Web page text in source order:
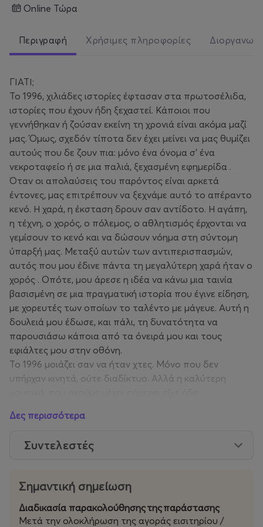
Online Τώρα
Περιγραφή Χρήσιμες πληροφορίες
ΓΙΑΤΙ;
Το 1996, χιλιάδες ιστορίες έφτασαν στα πρωτοσέλιδα,
ιστορίες που έχουν ήδη ξεχαστεί. Κάποιοι που
γεννήθηκαν ή ζούσαν εκείνη τη χρονιά είναι ακόμα μαζί
μας. Όμως, σχεδόν τίποτα δεν έχει μείνει να μας θυμίζει
αυτούς που δε ζουν πια: μόνο ένα όνομα σ’ ένα
νεκροταφείο ή σε μια παλιά, ξεχασμένη εφημερίδα .
Όταν οι απολαύσεις του παρόντος είναι αρκετά
έντονες, μας επιτρέπουν να ξεχνάμε αυτό το απέραντο
κενό. Η χαρά, η έκσταση δρουν σαν αντίδοτο. Η αγάπη,
η τέχνη, ο χορός, ο πόλεμος, ο αθλητισμός έρχονται να
γεμίσουν το κενό και να δώσουν νόημα στη σύντομη
ύπαρξή μας. Μεταξύ αυτών των αντιπερισπασμών,
αυτός που μου έδινε πάντα τη μεγαλύτερη χαρά ήταν ο
χορός . Οπότε, μου άρεσε η ιδέα να κάνω μια ταινία
βασισμένη σε μια πραγματική ιστορία που έγινε είδηση,
με χορευτές των οποίων το ταλέντο με μάγευε. Αυτή η
δουλειά μου έδωσε, και πάλι, τη δυνατότητα να
παρουσιάσω κάποια από τα όνειρά μου και τους
εφιάλτες μου στην οθόνη.
Το 1996 μοιάζει σαν να ήταν χτες. Μόνο που δεν
υπήρχαν κινητά, ούτε διαδίκτυο. Αλλά η καλύτερη
ΠΩΣ;
το χάος και η αναρχία κυριαρχούσαν, είτε ήταν καβγάδες
αλκοόλ. Το ίδιο ισχύει και στα γυρίσματα των ταινιών
μου: με ευχαριστεί να μην έχω γράψει ή προετοιμάσει
τίποτα και να αφήνω τις καταστάσεις να εξελιχθούν
Δες περισσότερα
Συντελεστές
Σημαντική σημείωση
Διαδικασία παρακολούθησηςτηςπαράστασης
Μετά την ολοκλήρωση της αγοράς εισιτηρίου /